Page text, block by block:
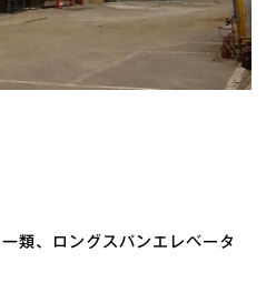
類、ロングスパンエレベータ